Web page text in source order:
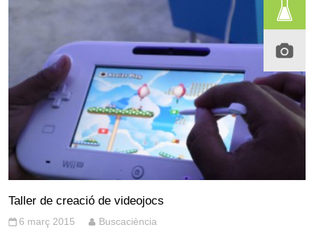
Taller de creació de videojocs
6 març 2015 Buscaciència